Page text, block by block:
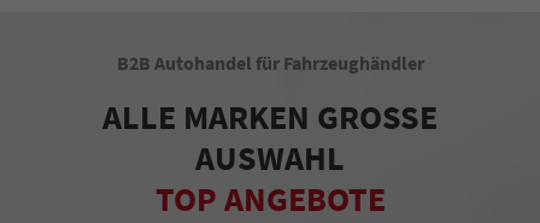
B2B Autohandel für Fahrzeughändler
ALLE MARKEN GROSSE
AUSWAHL
TOP ANGEBOTE